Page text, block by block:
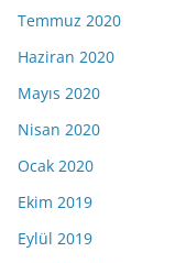
Temmuz 2020
Haziran 2020
Mayıs 2020
Nisan 2020
Ocak 2020
Ekim 2019
Eylül 2019